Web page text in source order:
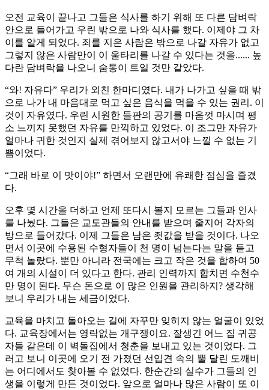
오전 교육이 끝나고 그들은 식사를 하기 위해 또 다른 담벼락
안으로 들어가고 우린 밖으로 나와 식사를 했다. 이제야 그 차
이를 알게 되었다. 죄를 지은 사람은 밖으로 나갈 자유가 없고
그렇지 않은 사람만이 이 울타리를 나갈 수 있다는 것을...... 높
다란 담벼락을 나오니 숨통이 트일 것만 같았다.
“와! 자유다” 우리가 외친 한마디였다. 내가 나가고 싶을 때 밖
으로 나가 내 마음대로 먹고 싶은 음식을 먹을 수 있는 권리. 이
것이 자유였다. 우린 시원한 들판의 공기를 마음껏 마시며 평
소 느끼지 못했던 자유를 만끽하고 있었다. 이 조그만 자유가
얼마나 귀한 것인지 실제 겪어보지 않고서야 느낄 수 없는 기
쁨이었다.
“그래 바로 이 맛이야!” 하면서 오랜만에 유쾌한 점심을 즐겼
다.
오후 몇 시간을 더하고 언제 또다시 볼지 모르는 그들과 인사
를 나눴다. 그들은 교도관들의 안내를 받으며 줄지어 각자의
방으로 들어갔다. 이제 그들은 남은 죗값을 받을 것이다. 나오
면서 이곳에 수용된 수형자들이 천 명이 넘는다는 말을 듣고
무척 놀랐다. 뿐만 아니라 전국에는 크고 작은 것을 합하여 50
여 개의 시설이 더 있다고 한다. 관리 인력까지 합치면 수천수
만 명이 된다. 무슨 돈으로 이 많은 인원을 관리하지? 생각해
보니 우리가 내는 세금이었다.
교육을 마치고 돌아오는 길에 자꾸만 잊히지 않는 얼굴이 있었
다. 교육장에서는 영락없는 개구쟁이요. 잘생긴 어느 집 귀공
자들 같은데 이 벽돌집에서 청춘을 보내고 있는 것이었다. 그
러고 보니 이곳에 오기 전 가졌던 선입견 속의 뿔 달린 도깨비
는 어디에서도 찾아볼 수 없었다. 한순간의 실수가 그들의 인
생을 이렇게 만든 것이었다. 앞으로 얼마나 많은 사람이 또 이